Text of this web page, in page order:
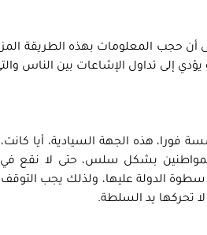
أن حجب المعلومات بهذه الطريقة
إلى تداول الإشاعات بين الناس
فورا، هذه الجهة السيادية، أيا
بشكل سلس، حتى لا نقع في
سطوة الدولة عليها، ولذلك يجب
تحركها يد السلطة.